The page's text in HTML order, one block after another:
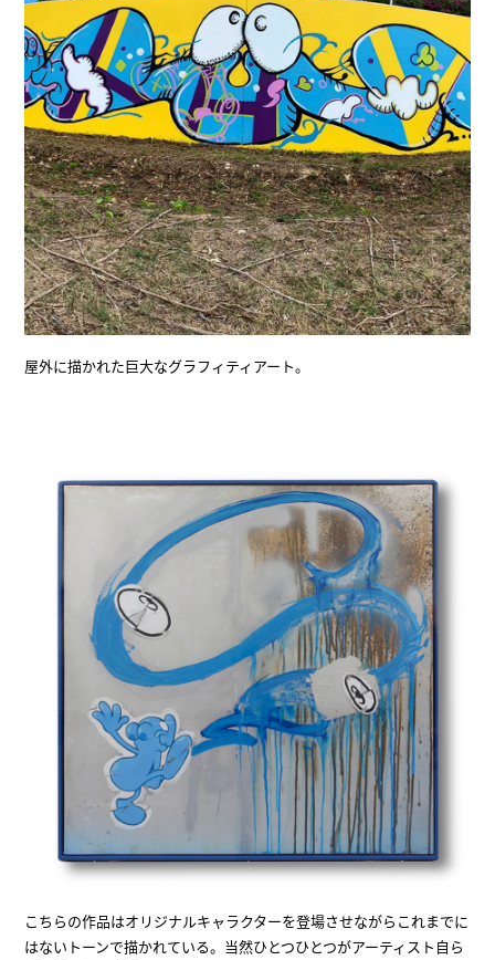
屋外に描かれた巨大なグラフィティアート。
こちらの作品はオリジナルキャラクターを登場させながらこれまでに
はないトーンで描かれている。当然ひとつひとつがアーティスト自ら